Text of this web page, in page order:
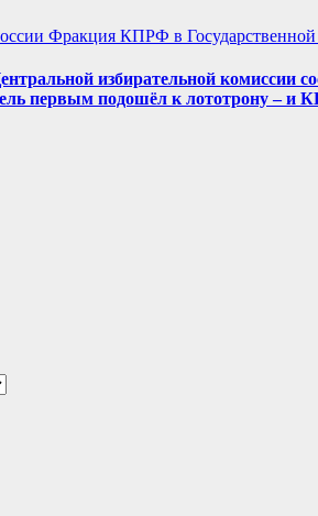
Фракция КПРФ в
избирательной комиссии
первым подошёл к лототрону – и